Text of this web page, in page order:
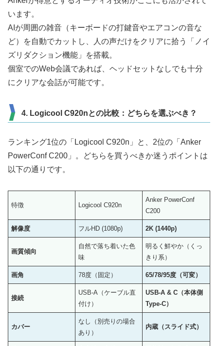
います。
AIが周囲の雑音（キーボードの打鍵音やエアコンの音な
ど）を自動でカットし、人の声だけをクリアに拾う「ノイ
ズリダクション機能」を搭載。
個室でのWeb会議であれば、ヘッドセットなしでも十分
にクリアな会話が可能です。
4. Logicool C920nとの比較：どちらを選ぶべき？
ランキング1位の「Logicool C920n」と、2位の「Anker
PowerConf C200」。どちらを買うべきか迷うポイントは
以下の通りです。
特徴 Logicool C920n
Anker PowerConf
C200
解像度 フルHD (1080p) 2K (1440p)
画質傾向
自然で落ち着いた色
味
明るく鮮やか（くっ
きり系）
画角 78度（固定） 65/78/95度（可変）
接続
USB-A（ケーブル直
付け）
USB-A & C（本体側
Type-C）
カバー
なし（別売りの場合
あり）
内蔵（スライド式）